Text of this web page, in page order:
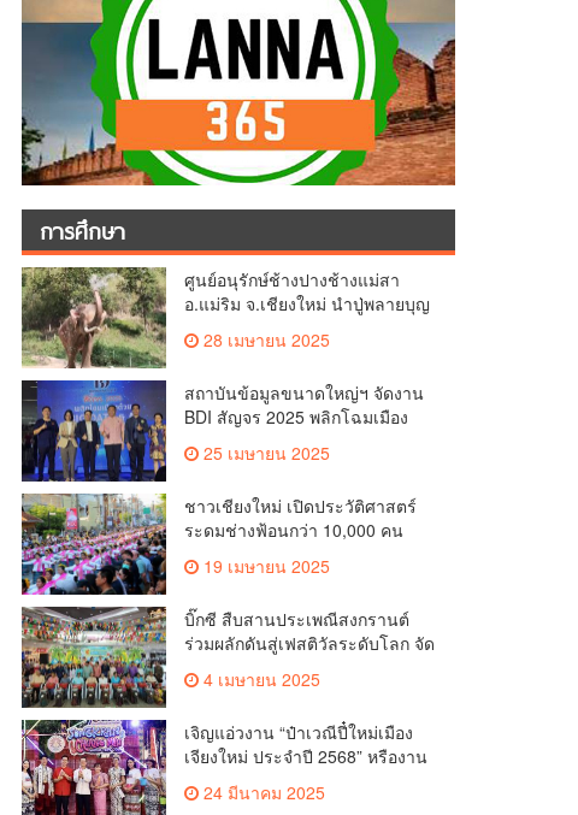
การศึกษา
ศูนย์อนุรักษ์ช้างปางช้างแม่สา
อ.แม่ริม จ.เชียงใหม่ นำปู่พลายบุญ
เป็ง วัยกว่า 65 ปี เข้าสู่บ้านพักช้าง
ชรา เพื่อพักผ่อนเต็มที่
28 เมษายน 2025
สถาบันข้อมูลขนาดใหญ่ฯ จัดงาน
BDI สัญจร 2025 พลิกโฉมเมือง
ด้วย Big Data & AI ครั้งที่ 2 ที่
จ.เชียงใหม่ ผลักดันการใช้ข้อมูล
คุณภาพชีวิตของชาวเชียงใหม่
25 เมษายน 2025
ชาวเชียงใหม่ เปิดประวัติศาสตร์
ระดมช่างฟ้อนกว่า 10,000 คน
ร่วมบันทึกสถิติโลก Guinness
World Records สำเร็จทำลายสถิติ
7,218 คน เฉลิมฉลองในวาระครบ
รอบ 729 ปีแห่งการสถาปนาเมือง
เชียงใหม่
19 เมษายน 2025
บิ๊กซี สืบสานประเพณีสงกรานต์
ร่วมผลักดันสู่เฟสติวัลระดับโลก จัด
แคมเปญ “สาดสนุกรับสงกรานต์ที่
บิ๊กซี” อัดโปรฉ่ำ ลดสูงสุด 50%
กระตุ้นการเดินทางนักท่องเที่ยว
ไทย – ต่างชาติ คาดยอดขายโตก
ว่า 2,132 ล้านบาท
4 เมษายน 2025
เจิญแอ่วงาน “ป๋าเวณีปี๋ใหม่เมือง
เจียงใหม่ ประจำปี 2568” หรืองาน
สงกรานต์เชียงใหม่
24 มีนาคม 2025